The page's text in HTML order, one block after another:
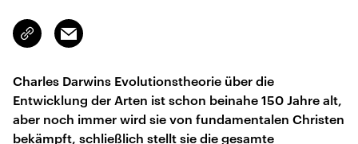
Link
kopieren/teilen
Email
Charles Darwins Evolutionstheorie über die
Entwicklung der Arten ist schon beinahe 150 Jahre alt,
aber noch immer wird sie von fundamentalen Christen
bekämpft, schließlich stellt sie die gesamte